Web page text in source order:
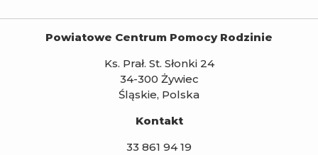
Powiatowe Centrum Pomocy Rodzinie
Ks. Prał. St. Słonki 24
34-300 Żywiec
Śląskie, Polska
Kontakt
33 861 94 19